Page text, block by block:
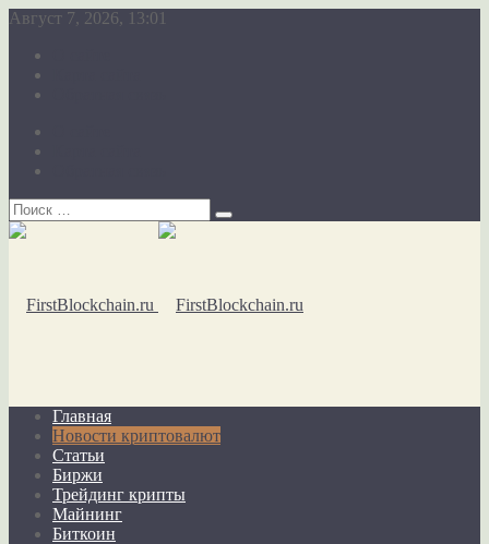
Август 7, 2026, 13:01
Главная
Новости криптовалют
Статьи
Биржи
Трейдинг крипты
Майнинг
Биткоин